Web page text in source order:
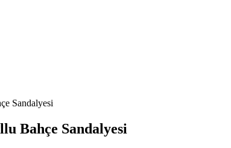
Sandalyesi
Bahçe Sandalyesi